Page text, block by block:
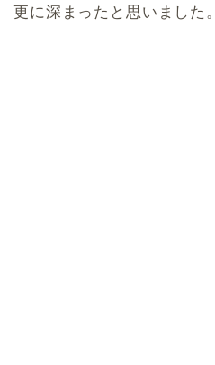
更に深まったと思いました。